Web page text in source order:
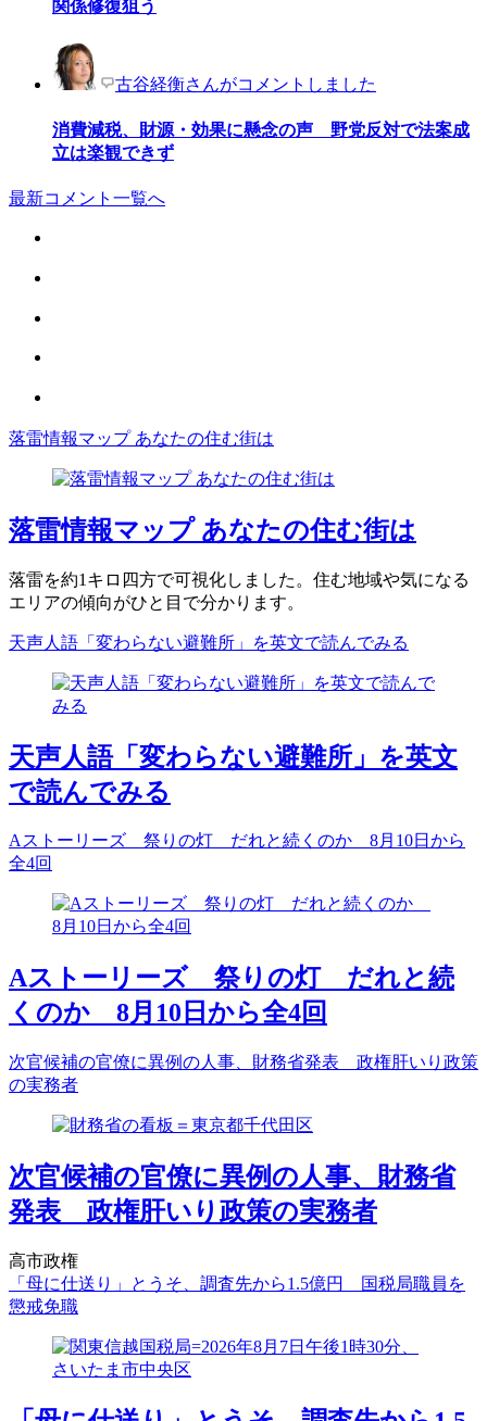
関係修復狙う
古谷経衡さんがコメントしました
消費減税、財源・効果に懸念の声 野党反対で法案成
立は楽観できず
最新コメント一覧へ
落雷情報マップ あなたの住む街は
落雷情報マップ あなたの住む街は
落雷を約1キロ四方で可視化しました。住む地域や気になる
エリアの傾向がひと目で分かります。
天声人語「変わらない避難所」を英文で読んでみる
天声人語「変わらない避難所」を英文
で読んでみる
Aストーリーズ 祭りの灯 だれと続くのか 8月10日から
全4回
Aストーリーズ 祭りの灯 だれと続
くのか 8月10日から全4回
次官候補の官僚に異例の人事、財務省発表 政権肝いり政策
の実務者
次官候補の官僚に異例の人事、財務省
発表 政権肝いり政策の実務者
高市政権
「母に仕送り」とうそ、調査先から1.5億円 国税局職員を
懲戒免職